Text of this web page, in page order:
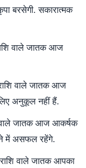
बरसेगी. सकारात्मक
वाले जातक आज
वाले जातक आज
अनुकूल नहीं हैं.
वाले जातक आज आकर्षक
में असफल रहेंगे.
वाले जातक आपका